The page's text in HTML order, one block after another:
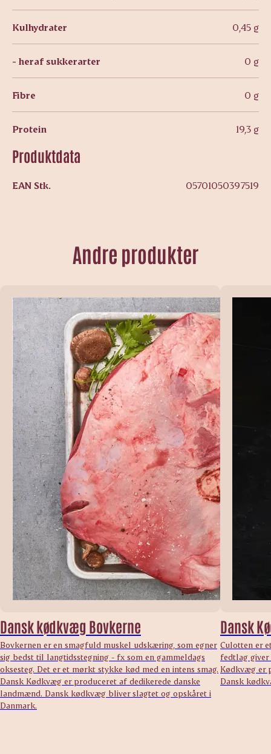
Kulhydrater 0,45 g
- heraf sukkerarter 0 g
Fibre 0 g
Protein 19,3 g
Produktdata
EAN Stk. 05701050397519
Andre produkter
Dansk kødkvæg Bovkerne
Bovkernen er en smagfuld muskel udskæring, som egner
sig bedst til langtidsstegning - fx som en gammeldags
oksesteg. Det er et mørkt stykke kød med en intens smag.
Dansk Kødkvæg er produceret af dedikerede danske
landmænd. Dansk kødkvæg bliver slagtet og opskåret i
Danmark.
Dansk
Culotten er
fedtlag
Kødkvæg er
Dansk